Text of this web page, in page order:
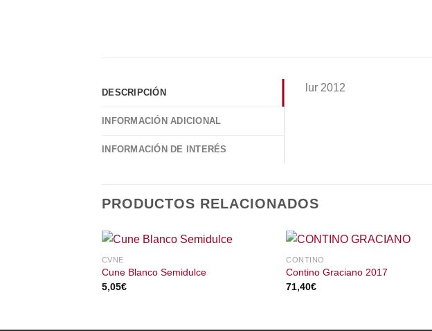
DESCRIPCIÓN
INFORMACIÓN ADICIONAL
INFORMACIÓN DE INTERÉS
lur 2012
PRODUCTOS RELACIONADOS
CVNE
Cune Blanco Semidulce
5,05€
CONTINO
Contino Graciano 2017
71,40€